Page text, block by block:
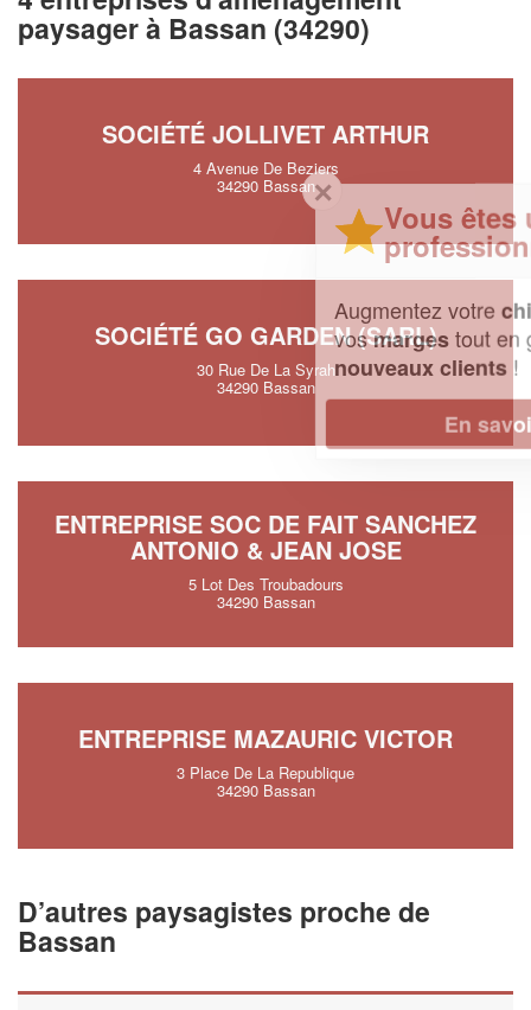
paysager à Bassan (34290)
SOCIÉTÉ JOLLIVET ARTHUR
4 Avenue De Beziers
34290 Bassan
SOCIÉTÉ GO GARDEN (SARL)
30 Rue De La Syrah
34290 Bassan
ENTREPRISE SOC DE FAIT SANCHEZ
ANTONIO & JEAN JOSE
5 Lot Des Troubadours
34290 Bassan
ENTREPRISE MAZAURIC VICTOR
3 Place De La Republique
34290 Bassan
D’autres paysagistes proche de
Bassan
Vous êtes un
professionnel ?
chiffre d'affaireset
vosmargestout en gagnant de
nouveaux clients!